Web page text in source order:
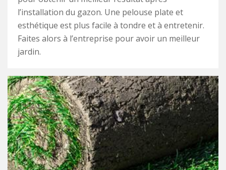
l’installation du gazon. Une pelouse plate et
esthétique est plus facile à tondre et à entretenir.
Faites alors à l’entreprise pour avoir un meilleur
jardin.